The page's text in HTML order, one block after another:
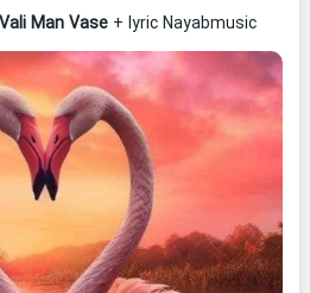
Vali Man Vase + lyric Nayabmusic